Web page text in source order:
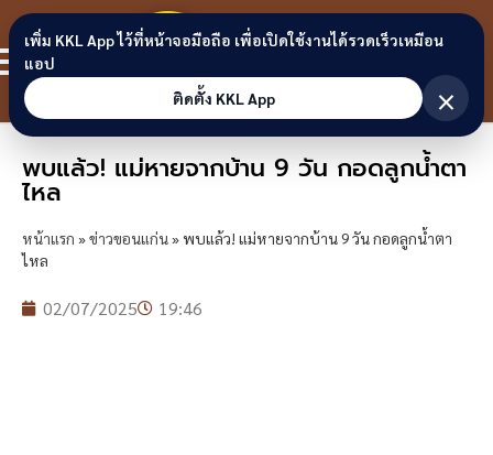
Skip to content
ขอนแก่น
ลิงก์
พบแล้ว! แม่หายจากบ้าน 9 วัน กอดลูกน้ำตา
ไหล
หน้าแรก »ข่าวขอนแก่น» พบแล้ว! แม่หายจากบ้าน 9 วัน กอดลูกน้ำตา
ไหล
02/07/2025 19:46
เพิ่ม KKL App ไว้ที่หน้าจอมือถือ เพื่อเปิดใช้งานได้รวดเร็วเหมือน
แอป
ติดตั้ง KKL App
×